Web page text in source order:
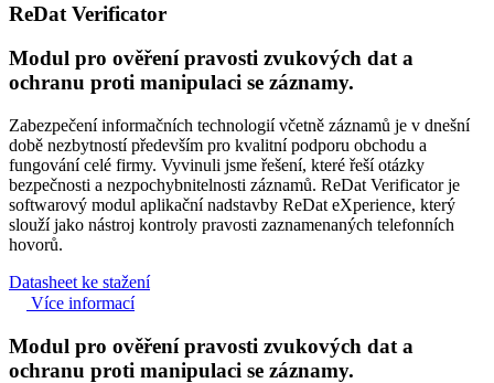
ReDat Verificator
Modul pro ověření pravosti zvukových dat a
ochranu proti manipulaci se záznamy.
Zabezpečení informačních technologií včetně záznamů je v dnešní
době nezbytností především pro kvalitní podporu obchodu a
fungování celé firmy. Vyvinuli jsme řešení, které řeší otázky
bezpečnosti a nezpochybnitelnosti záznamů. ReDat Verificator je
softwarový modul aplikační nadstavby ReDat eXperience, který
slouží jako nástroj kontroly pravosti zaznamenaných telefonních
hovorů.
Datasheet ke stažení
Více informací
Modul pro ověření pravosti zvukových dat a
ochranu proti manipulaci se záznamy.